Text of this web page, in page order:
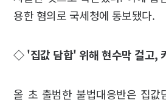
용한 혐의로 국세청에 통보됐다.
◇ '집값 담합' 위해 현수막 걸고,
올 초 출범한 불법대응반은 집값